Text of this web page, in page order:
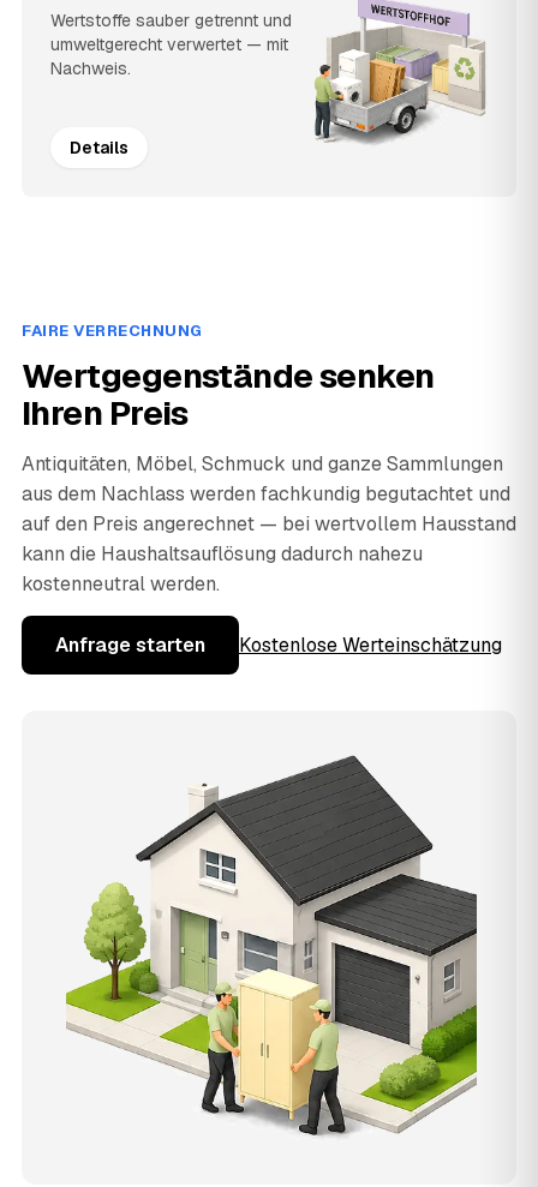
Wertstoffe sauber getrennt und
umweltgerecht verwertet — mit
Nachweis.
Details
FAIRE VERRECHNUNG
Wertgegenstände senken
Ihren Preis
Antiquitäten, Möbel, Schmuck und ganze Sammlungen
aus dem Nachlass werden fachkundig begutachtet und
auf den Preis angerechnet — bei wertvollem Hausstand
kann die Haushaltsauflösung dadurch nahezu
kostenneutral werden.
Anfrage starten Kostenlose Werteinschätzung